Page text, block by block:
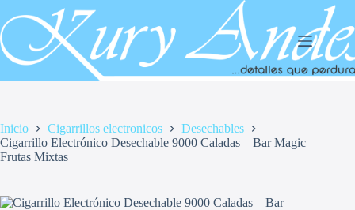
al
contenido
Inicio Cigarrillos electronicos
Desechables
Cigarrillo Electrónico Desechable 9000 Caladas – Bar Magic
Frutas Mixtas